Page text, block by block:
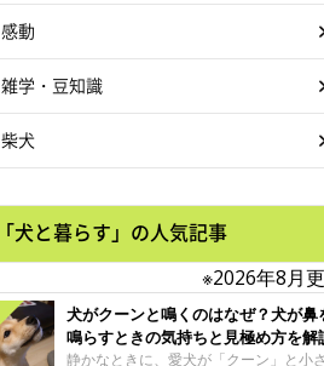
感動
雑学・豆知識
柴犬
「犬と暮らす」の人気記事
※2026年8月
犬がクーンと鳴くのはなぜ？犬が鼻
鳴らすときの気持ちと見極め方を解
静かなときに、愛犬が「クーン」と小